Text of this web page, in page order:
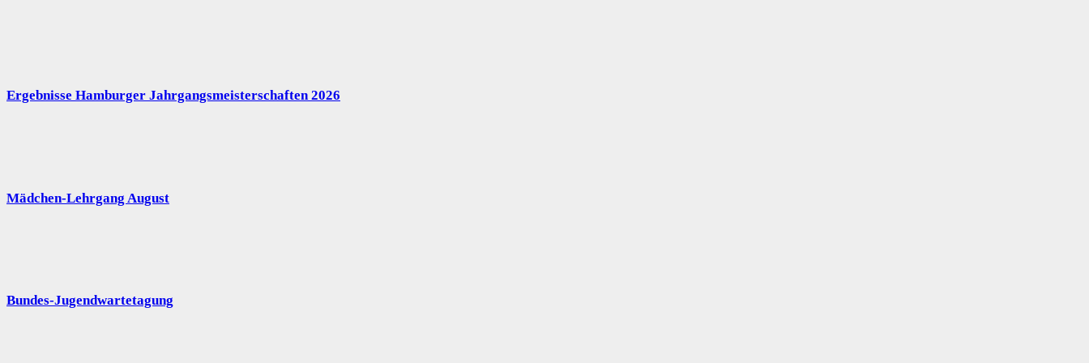
Ergebnisse Hamburger Jahrgangsmeisterschaften 2026
Mädchen-Lehrgang August
Bundes-Jugendwartetagung